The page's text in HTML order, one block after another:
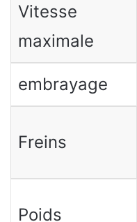
Vitesse
maximale
embrayage
Freins
Poids